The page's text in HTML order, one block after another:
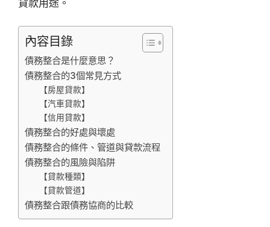
貸款用途。
內容目錄
債務整合是什麼意思？
債務整合的3個常見方式
【房屋貸款】
【汽車貸款】
【信用貸款】
債務整合的好處與壞處
債務整合的條件、管道與貸款流程
債務整合的風險與陷阱
【貸款種類】
【貸款管道】
債務整合跟債務協商的比較